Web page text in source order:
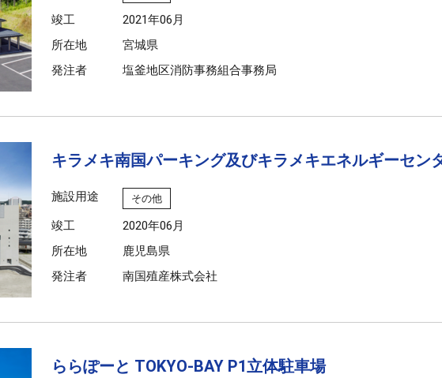
竣工
2021年06月
所在地
宮城県
発注者
塩釜地区消防事務組合事務局
キラメキ南国パーキング及びキラメキエネルギーセン
施設用途 その他
竣工
2020年06月
所在地
鹿児島県
発注者
南国殖産株式会社
ららぽーと TOKYO-BAY P1立体駐車場